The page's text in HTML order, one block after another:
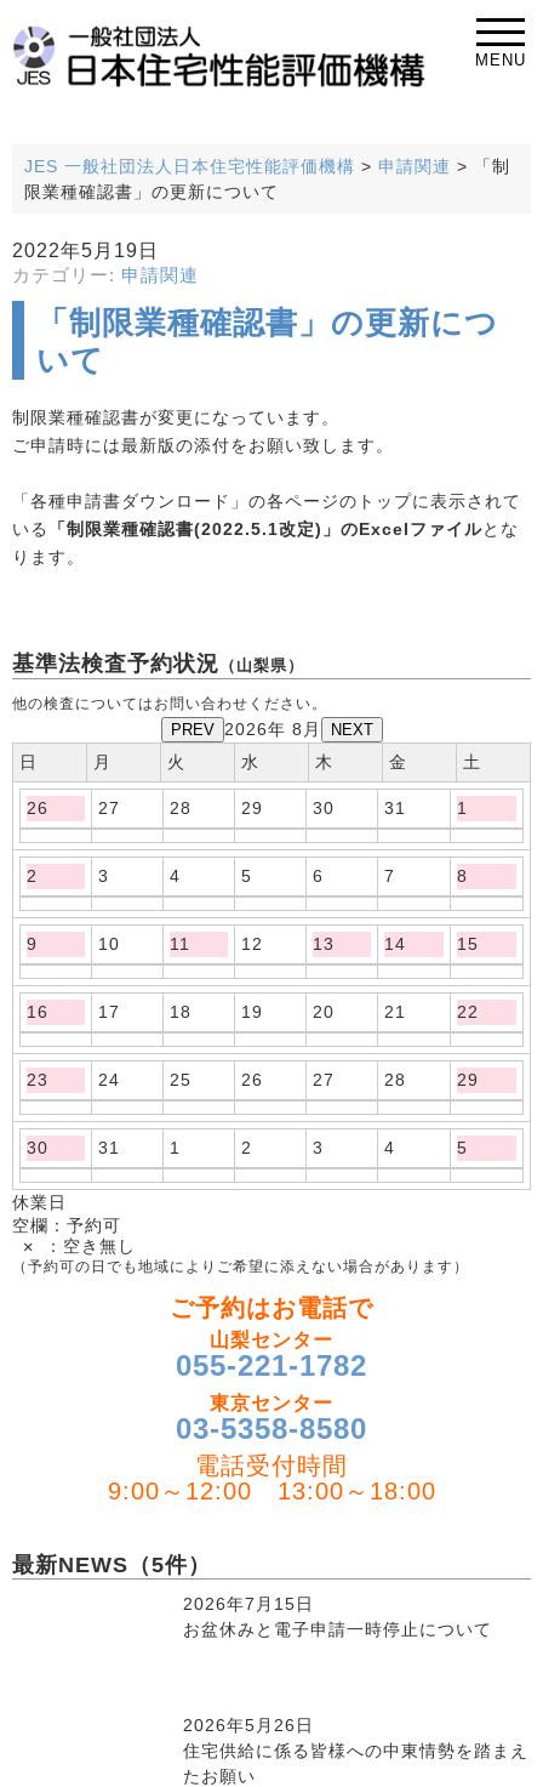
MENU
JES 一般社団法人日本住宅性能評価機構 > 申請関連 >
「制
限業種確認書」の更新について
2022年5月19日
カテゴリー: 申請関連
「制限業種確認書」の更新につ
いて
制限業種確認書が変更になっています。
ご申請時には最新版の添付をお願い致します。
「各種申請書ダウンロード」の各ページのトップに表示されて
いる
「制限業種確認書(2022.5.1改定)」のExcelファイルとな
ります。
基準法検査予約状況 （山梨県）
他の検査についてはお問い合わせください。
PREV 2026年 8月
NEXT
日
月 火 水 木 金 土
26 27 28 29 30 31 1
2 3 4 5 6 7 8
9 10 11 12 13 14 15
16 17 18 19 20 21 22
23 24 25 26 27 28 29
30 31 1 2 3 4 5
休業日
空欄：予約可
✕ ：空き無し
（予約可の日でも地域によりご希望に添えない場合があります）
ご予約はお電話で
山梨センター
055-221-1782
東京センター
03-5358-8580
電話受付時間
9:00～12:00 13:00～18:00
最新NEWS（5件）
2026年7月15日
お盆休みと電子申請一時停止について
2026年5月26日
住宅供給に係る皆様への中東情勢を踏まえ
たお願い